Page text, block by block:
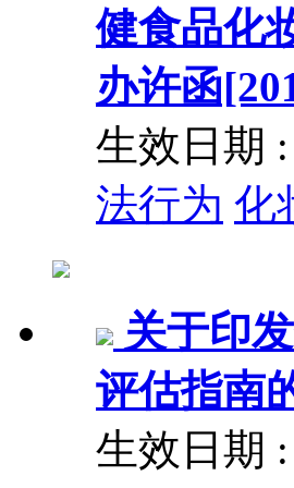
健食品化
办许函
生效日期
法行为 化
关于印
评估指南
生效日期